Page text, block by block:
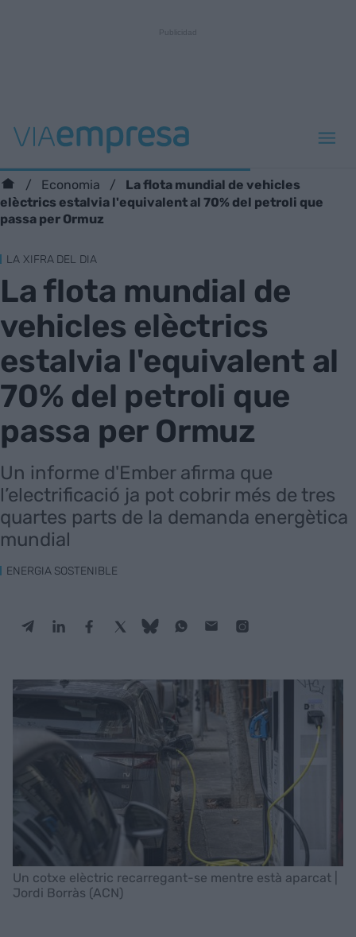
Economia
La flota mundial de vehicles
elèctrics estalvia l'equivalent al 70% del petroli que
passa per Ormuz
LA XIFRA DEL DIA
La flota mundial de
vehicles elèctrics
estalvia l'equivalent al
70% del petroli que
passa per Ormuz
Un informe d'Ember afirma que
l’electrificació ja pot cobrir més de tres
quartes parts de la demanda energètica
mundial
ENERGIA SOSTENIBLE
Un cotxe elèctric recarregant-se mentre està aparcat |
Jordi Borràs (ACN)